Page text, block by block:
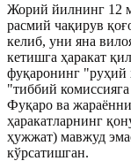
Жорий йилнинг 12
расмий чақирув
келиб, уни яна
кетишга ҳаракат
фуқаронинг "руҳий
"тиббий
Фуқаро ва
ҳаракатларнинг
ҳужжат) мавжуд
кўрсатишган.